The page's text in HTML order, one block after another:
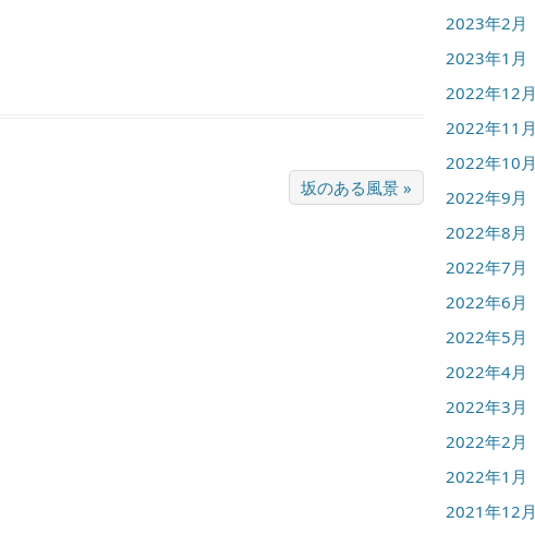
坂のある風景 »
2023年2月
2023年1月
2022年12月
2022年11月
2022年10月
2022年9月
2022年8月
2022年7月
2022年6月
2022年5月
2022年4月
2022年3月
2022年2月
2022年1月
2021年12月